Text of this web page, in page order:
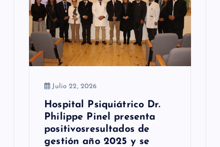
Julio 22, 2026
Hospital Psiquiátrico Dr.
Philippe Pinel presenta
positivosresultados de
gestión año 2025 y se